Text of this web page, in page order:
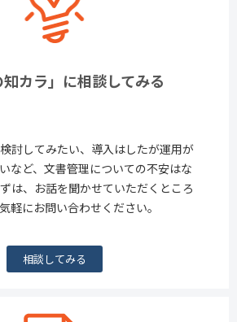
知カラ」に相談してみる
討してみたい、導入はしたが運用が
など、文書管理についての不安はな
は、お話を聞かせていただくところ
軽にお問い合わせください。
相談してみる